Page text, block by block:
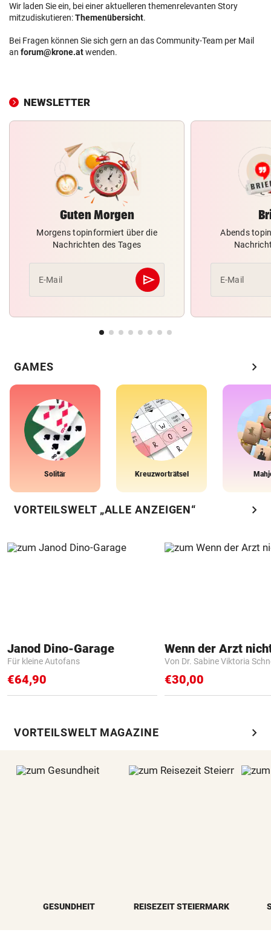
Wir laden Sie ein, bei einer aktuelleren themenrelevanten Story
mitzudiskutieren:Themenübersicht.
Bei Fragen können Sie sich gern an das Community-Team per Mail
an forum@krone.atwenden.
NEWSLETTER
Guten Morgen
Morgens topinformiert über die
Nachrichten des Tages
E-Mail send
Abschicken
Abends
E-Mail
GAMES chevron_right
Solitär Kreuzworträtsel
VORTEILSWELT „ALLE ANZEIGEN“ chevron_right
Janod Dino-Garage
Für kleine Autofans
€64,90
Von Dr. Sabine Viktoria
€30,00
VORTEILSWELT MAGAZINE chevron_right
GESUNDHEIT REISEZEIT STEIERMARK